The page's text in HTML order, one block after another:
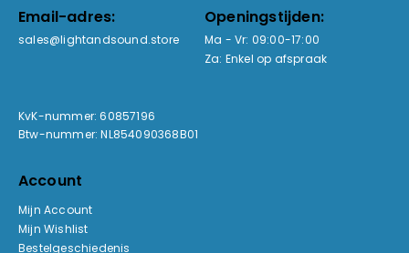
Email-adres:
sales@lightandsound.store
Openingstijden:
Ma - Vr: 09:00-17:00
Za: Enkel op afspraak
KvK-nummer: 60857196
Btw-nummer: NL854090368B01
Account
Mijn Account
Mijn Wishlist
Bestelgeschiedenis